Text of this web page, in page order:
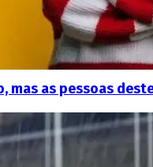
mas as pessoas